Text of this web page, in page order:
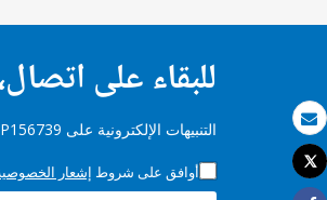
بريد الكتروني
طباعة
Tweet
للبقاء على
التنبيهات الإلكترونية على Project P156739
أوافق على شروط إشعار